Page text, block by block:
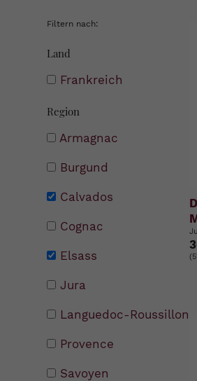
Filtern nach:
Land
Frankreich
Region
Armagnac
Burgund
Calvados
Cognac
Elsass
Jura
Languedoc-Roussillon
Provence
Savoyen